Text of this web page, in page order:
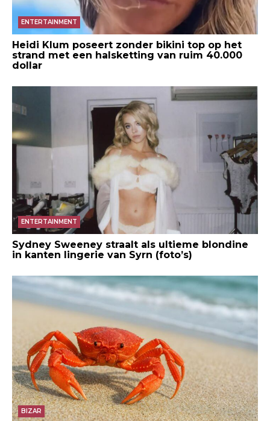
ENTERTAINMENT
Heidi Klum poseert zonder bikini top op het
strand met een halsketting van ruim 40.000
dollar
ENTERTAINMENT
Sydney Sweeney straalt als ultieme blondine
in kanten lingerie van Syrn (foto’s)
BIZAR